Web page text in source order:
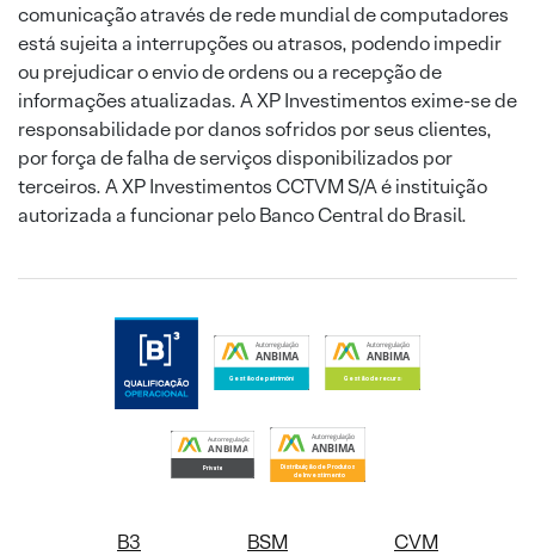
comunicação através de rede mundial de computadores
está sujeita a interrupções ou atrasos, podendo impedir
ou prejudicar o envio de ordens ou a recepção de
informações atualizadas. A XP Investimentos exime-se de
responsabilidade por danos sofridos por seus clientes,
por força de falha de serviços disponibilizados por
terceiros. A XP Investimentos CCTVM S/A é instituição
autorizada a funcionar pelo Banco Central do Brasil.
B3 BSM
CVM